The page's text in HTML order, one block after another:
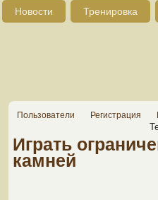
Новости Тренировка
Пользователи Регистрация
Играть
камней